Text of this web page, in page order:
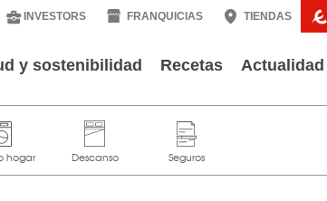
INVESTORS FRANQUICIAS TIENDAS
y sostenibilidad Recetas Actualidad